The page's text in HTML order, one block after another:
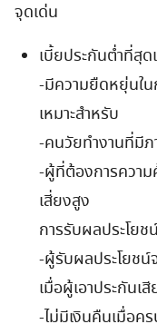
จุดเด่น
เบี้ยประกันต่ำที่สุ
-มีความยืดหยุ่นใน
เหมาะสำหรับ
-คนวัยทำงานที่มีภ
-ผู้ที่ต้องการความ
เสี่ยงสูง
การรับผลประโยช
-ผู้รับผลประโยชน์
เมื่อผู้เอาประกันเ
-ไม่มีเงินคืนเมื่อ